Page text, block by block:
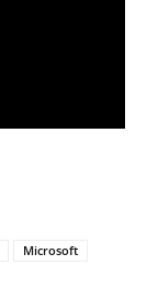
Microsoft